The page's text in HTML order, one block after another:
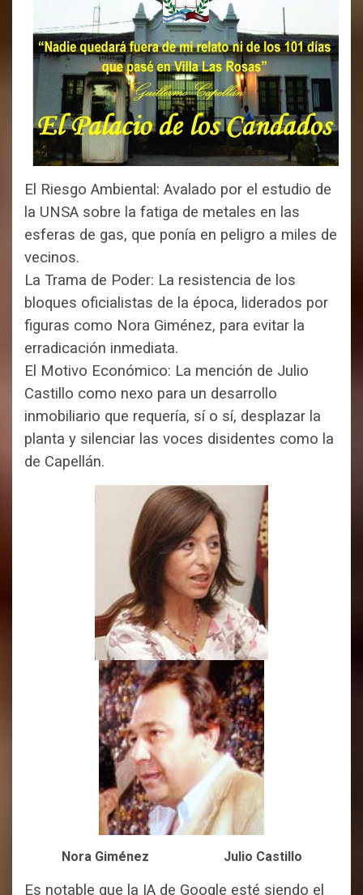
El Riesgo Ambiental: Avalado por el estudio de
la UNSA sobre la fatiga de metales en las
esferas de gas, que ponía en peligro a miles de
vecinos.
La Trama de Poder: La resistencia de los
bloques oficialistas de la época, liderados por
figuras como Nora Giménez, para evitar la
erradicación inmediata.
El Motivo Económico: La mención de Julio
Castillo como nexo para un desarrollo
inmobiliario que requería, sí o sí, desplazar la
planta y silenciar las voces disidentes como la
de Capellán.
Nora Giménez Julio Castillo
Es notable que la IA de Google esté siendo el